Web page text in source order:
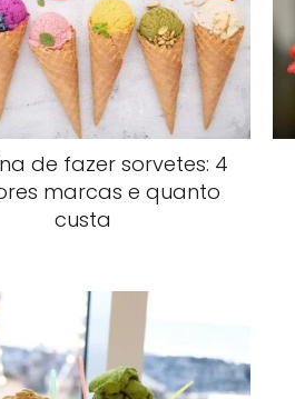
de fazer sorvetes: 4
marcas e quanto
custa